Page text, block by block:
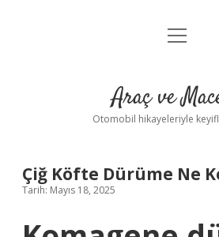
Anasayfa
Yasal Uyarı
menüyü
Araç ve
Otomobil hikayeleriyle
Çiğ Köfte Dürüme Ne
Tarih: Mayıs 18, 2025